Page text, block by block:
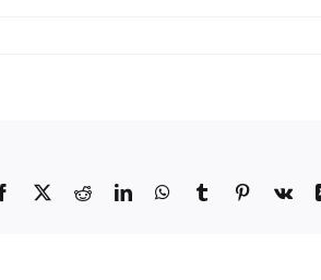
Facebook Reddit LinkedInWhatsApp
TumblrPinterest
Vk